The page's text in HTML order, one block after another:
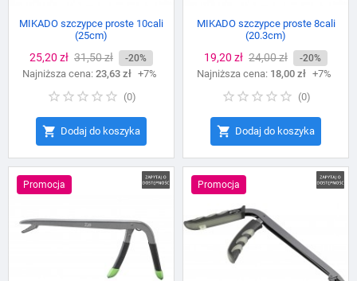
MIKADO szczypce proste 10cali
(25cm)
Cena
25,20 zł Cena
podstawowa
31,50 zł -20%
Najniższa cena: 23,63 zł +7%
(0)
 Dodaj do koszyka
MIKADO szczypce proste 8cali
(20.3cm)
Cena
19,20 zł Cena
podstawowa
24,00 zł -20%
Najniższa cena: 18,00 zł +7%
(0)
 Dodaj do koszyka
Promocja Promocja